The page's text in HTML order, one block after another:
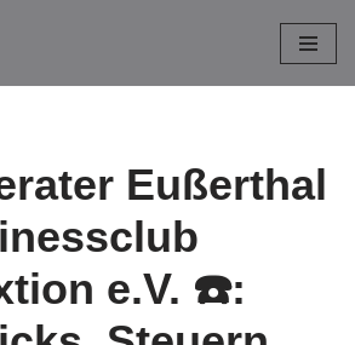
Eußerthal
e.V. ☎️: